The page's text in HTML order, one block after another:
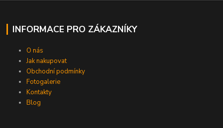
INFORMACE PRO ZÁKAZNÍKY
O nás
Jak nakupovat
Obchodní podmínky
Fotogalerie
Kontakty
Blog